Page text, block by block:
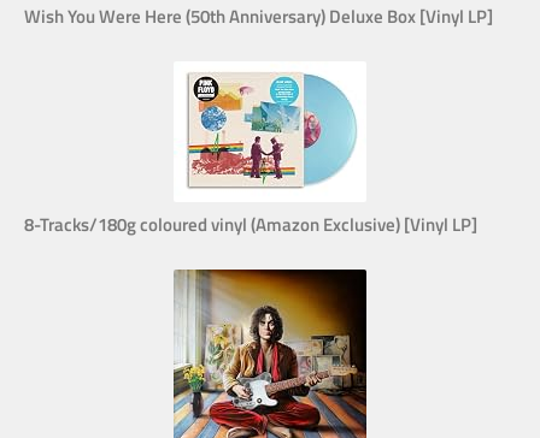
Wish You Were Here (50th Anniversary) Deluxe Box [Vinyl LP]
8-Tracks/180g coloured vinyl (Amazon Exclusive) [Vinyl LP]